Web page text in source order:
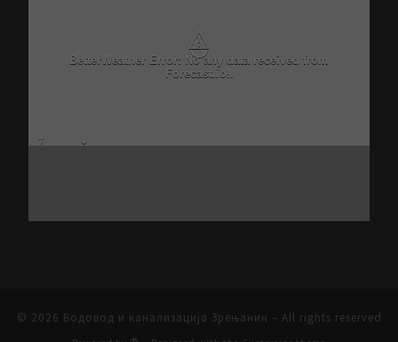
⚠
Critical problem in Better Weather Ajax calls
© 2026 Водовод и канализација Зрењанин – All rights reserved